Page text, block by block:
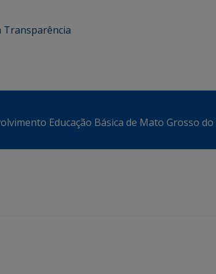
Transparência
Educação Básica de Mato Grosso do